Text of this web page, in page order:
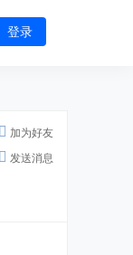
登录
加为好友
发送消息